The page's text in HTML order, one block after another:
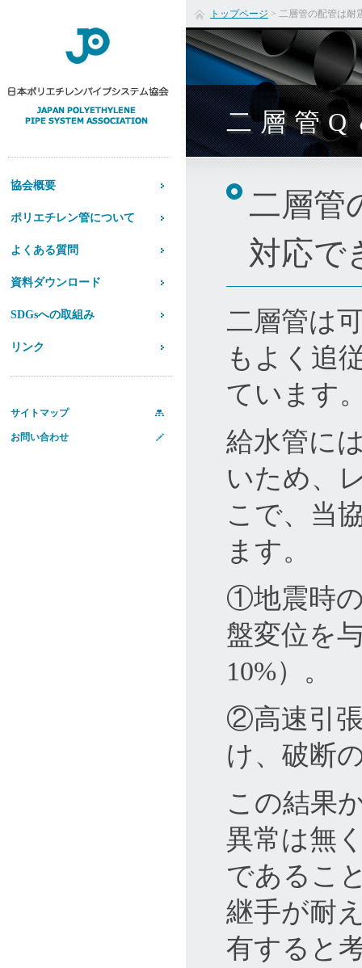
トップページ > 二層管の配管は耐
二層管
二層管
対応で
二層管は
もよく追
ています
給水管に
いため、
こで、当
ます。
①地震時
盤変位を
10%）。
②高速引
け、破断
この結果
異常は無
であるこ
継手が耐
有すると
協会概要
ポリエチレン管について
よくある質問
資料ダウンロード
SDGsへの取組み
リンク
サイトマップ
お問い合わせ